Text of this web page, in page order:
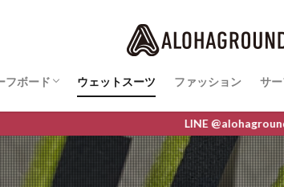
フボード
ーフボード最新情報
LINE
ウェットスーツ ファッション サ
サ
LINE @alohaground お友だち追加お願